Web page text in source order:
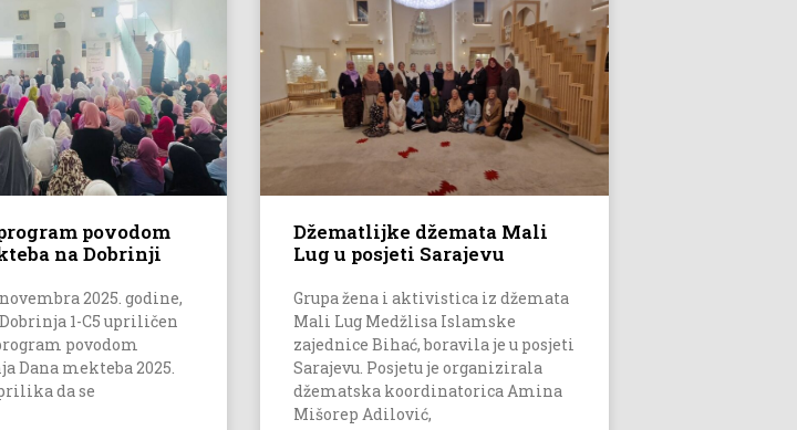
povodom
na Dobrinji
novembra 2025. godine,
1-C5 upriličen
povodom
Dana mekteba 2025.
da se
Džematlijke džemata Mali
Lug u posjeti Sarajevu
Grupa žena i aktivistica iz džemata
Mali Lug Medžlisa Islamske
zajednice Bihać, boravila je u posjeti
Sarajevu. Posjetu je organizirala
džematska koordinatorica Amina
Mišorep Adilović,